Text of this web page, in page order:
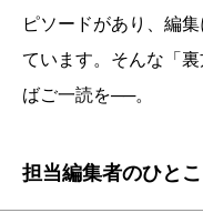
ピソードがあり、編
ています。そんな「
ばご一読を──。
担当編集者のひとこ